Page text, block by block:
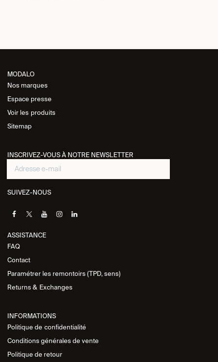
MODALO
Nos marques
Espace presse
Voir les produits
Sitemap
INSCRIVEZ-VOUS À NOTRE NEWSLETTER
SUIVEZ-NOUS
ASSISTANCE​
FAQ
Contact
Paramétrer les remontoirs (TPD, sens)
Returns & Exchanges
INFORMATIONS
Politique de confidentialité
Conditions générales de vente
Politique de retour